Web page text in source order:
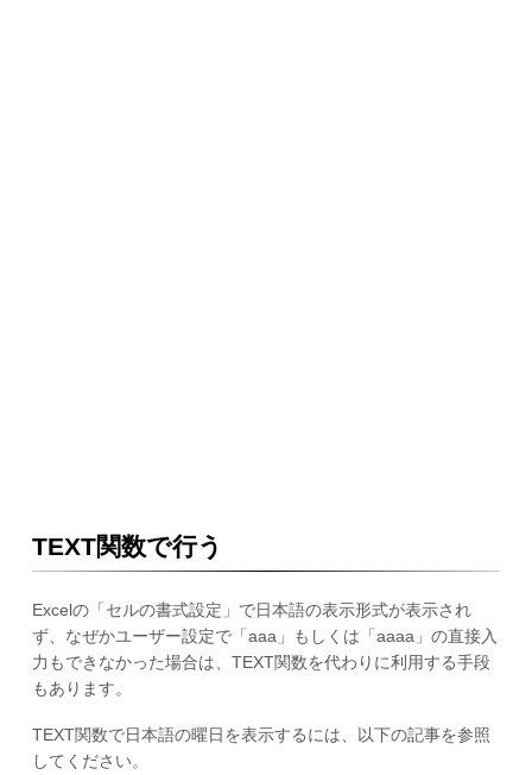
TEXT関数で行う
Excelの「セルの書式設定」で日本語の表示形式が表示され
ず、なぜかユーザー設定で「aaa」もしくは「aaaa」の直接入
力もできなかった場合は、TEXT関数を代わりに利用する手段
もあります。
TEXT関数で日本語の曜日を表示するには、以下の記事を参照
してください。